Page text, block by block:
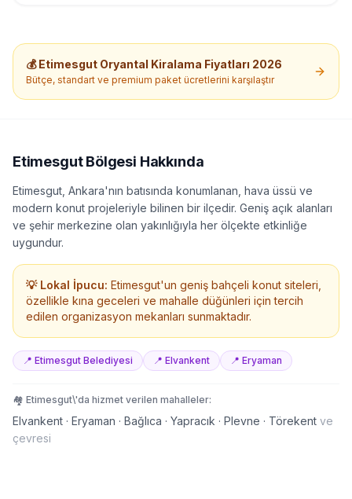
repertuvar sorumlusu Sevda Koçak: Zurna sanatçısı İsmail Turan:
Zurna sanatçısı
💰Etimesgut Oryantal Kiralama Fiyatları 2026
Bütçe, standart ve premium paket ücretlerini karşılaştır
EtimesgutBölgesi Hakkında
Etimesgut, Ankara'nın batısında konumlanan, hava üssü ve
modern konut projeleriyle bilinen bir ilçedir. Geniş açık alanları
ve şehir merkezine olan yakınlığıyla her ölçekte etkinliğe
uygundur.
💡 Lokal İpucu: Etimesgut'un geniş bahçeli konut siteleri,
özellikle kına geceleri ve mahalle düğünleri için tercih
edilen organizasyon mekanları sunmaktadır.
📍 Etimesgut Belediyesi 📍 Elvankent 📍 Eryaman
🏘️ Etimesgut\'da hizmet verilen mahalleler:
Elvankent · Eryaman · Bağlıca · Yapracık · Plevne · Törekent ve
çevresi